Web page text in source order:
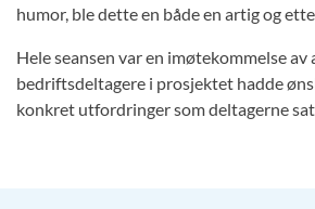
humor, ble dette en både en artig og
Hele seansen var en imøtekommelse av
bedriftsdeltagere i prosjektet hadde
konkret utfordringer som deltagerne